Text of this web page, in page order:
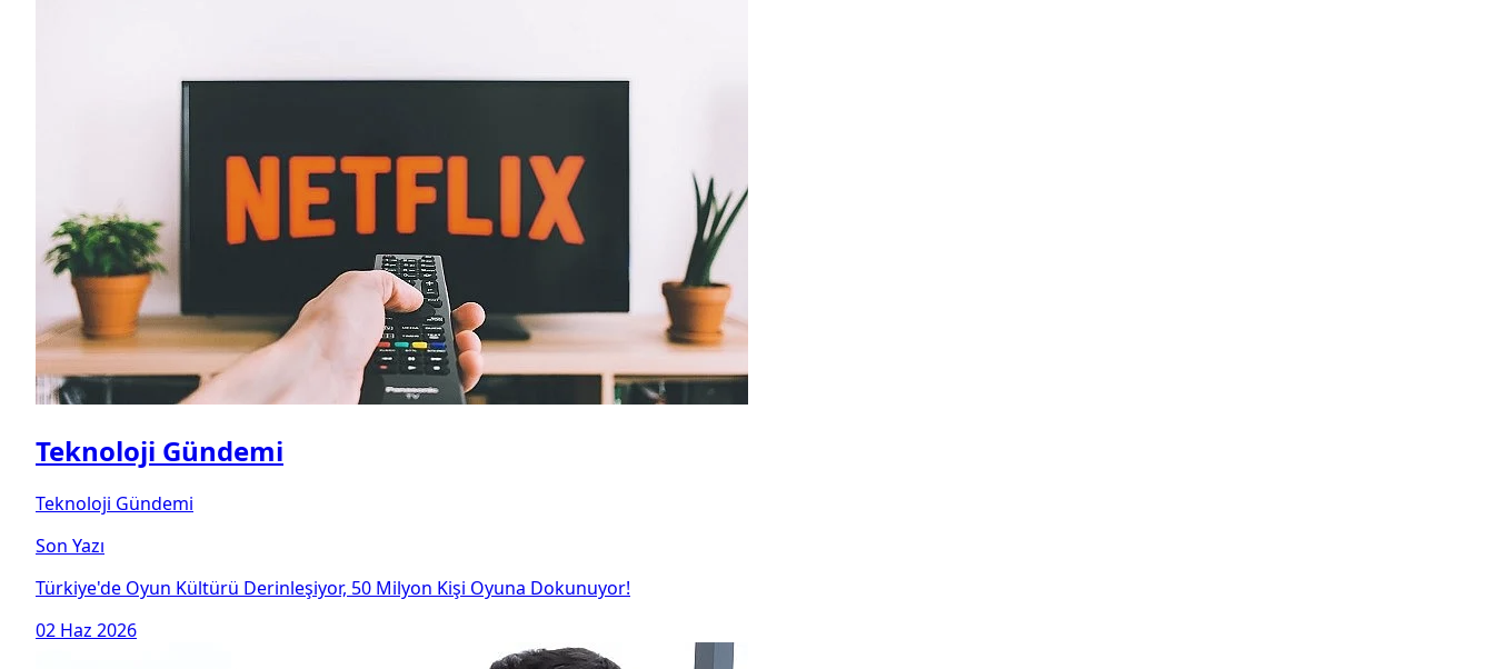
Teknoloji Gündemi
Teknoloji Gündemi
Son Yazı
Türkiye'de Oyun Kültürü Derinleşiyor, 50 Milyon Kişi Oyuna Dokunuyor!
02 Haz 2026